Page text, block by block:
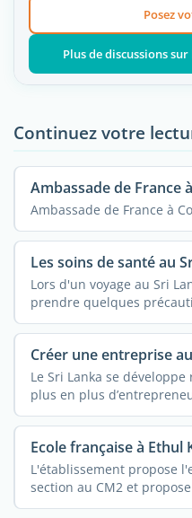
Posez
Plus de discussions
Continuez votre
Ambassade de France
Ambassade de France à
Les soins de santé au
Lors d'un voyage au Sri
prendre quelques
Créer une entreprise
Le Sri Lanka se
plus en plus
Ecole française à Ethul
L'établissement propose
section au CM2 et